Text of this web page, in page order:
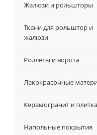
Жалюзи и рольшторы
Ткани для рольштор и
жалюзи
Роллеты и ворота
Лакокрасочные
Керамогранит и плитка
Напольные покрытия